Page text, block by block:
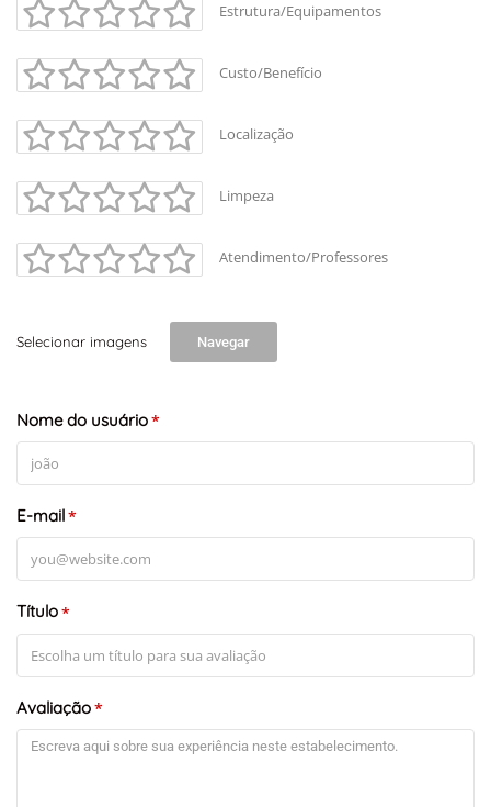
Leaflet
Estrutura/Equipamentos
Custo/Benefício
Localização
Limpeza
Atendimento/Professores
Selecionar imagens Navegar
Nome do usuário*
E-mail*
Título*
Avaliação*